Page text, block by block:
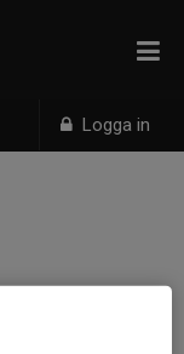
Logga in